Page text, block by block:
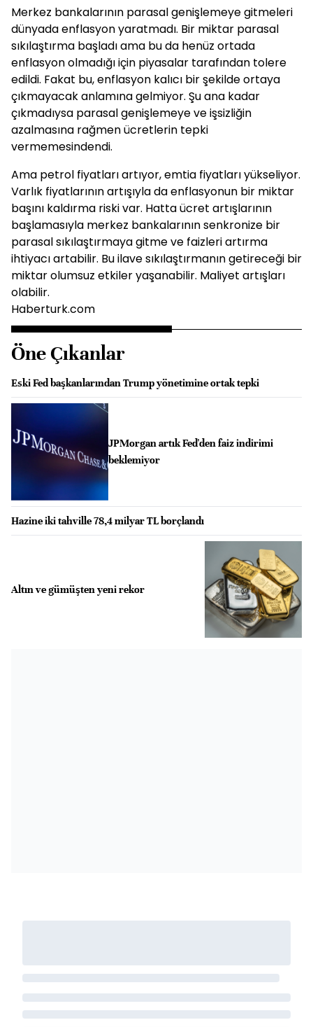
Merkez bankalarının parasal genişlemeye gitmeleri
dünyada enflasyon yaratmadı. Bir miktar parasal
sıkılaştırma başladı ama bu da henüz ortada
enflasyon olmadığı için piyasalar tarafından tolere
edildi. Fakat bu, enflasyon kalıcı bir şekilde ortaya
çıkmayacak anlamına gelmiyor. Şu ana kadar
çıkmadıysa parasal genişlemeye ve işsizliğin
azalmasına rağmen ücretlerin tepki
vermemesindendi.
Ama petrol fiyatları artıyor, emtia fiyatları yükseliyor.
Varlık fiyatlarının artışıyla da enflasyonun bir miktar
başını kaldırma riski var. Hatta ücret artışlarının
başlamasıyla merkez bankalarının senkronize bir
parasal sıkılaştırmaya gitme ve faizleri artırma
ihtiyacı artabilir. Bu ilave sıkılaştırmanın getireceği bir
miktar olumsuz etkiler yaşanabilir. Maliyet artışları
olabilir.
Haberturk.com
Öne Çıkanlar
Eski Fed başkanlarından Trump yönetimine ortak tepki
JPMorgan artık Fed'den faiz indirimi
beklemiyor
Hazine iki tahville 78,4 milyar TL borçlandı
Altın ve gümüşten yeni rekor